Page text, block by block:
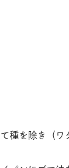
種を除き（ワ